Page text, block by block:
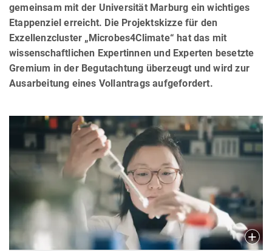
gemeinsam mit der Universität Marburg ein wichtiges
Etappenziel erreicht. Die Projektskizze für den
Exzellenzcluster „Microbes4Climate“ hat das mit
wissenschaftl­ichen Expertinnen und Experten besetzte
Gremium in der Begutachtung überzeugt und wird zur
Ausarbeitung eines Vollantrags aufgefordert.